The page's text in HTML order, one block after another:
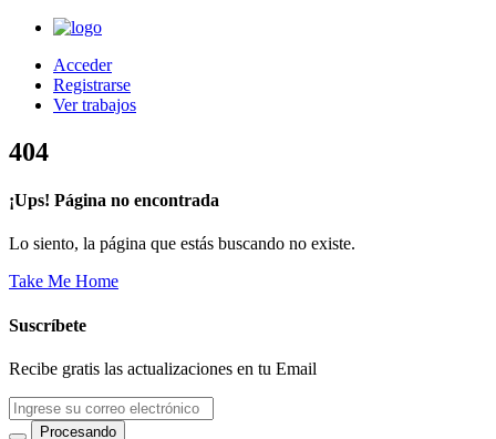
Acceder
Registrarse
Ver trabajos
404
¡Ups! Página no encontrada
Lo siento, la página que estás buscando no existe.
Take Me Home
Suscríbete
Recibe gratis las actualizaciones en tu Email